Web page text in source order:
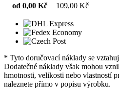
od 0,00 Kč
109,00 Kč
* Tyto doručovací náklady se
Dodatečné náklady však mohou
hmotnosti, velikosti nebo vlastností
naleznete přímo v popisu výrobku.